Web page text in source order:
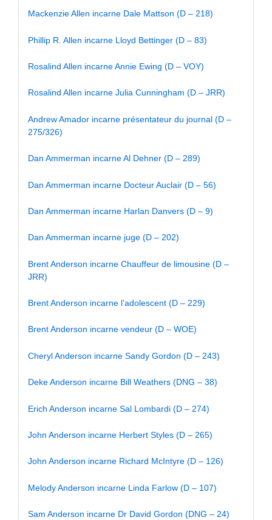
Mackenzie Allen incarne Dale Mattson (D – 218)
Phillip R. Allen incarne Lloyd Bettinger (D – 83)
Rosalind Allen incarne Annie Ewing (D – VOY)
Rosalind Allen incarne Julia Cunningham (D – JRR)
Andrew Amador incarne présentateur du journal (D –
275/326)
Dan Ammerman incarne Al Dehner (D – 289)
Dan Ammerman incarne Docteur Auclair (D – 56)
Dan Ammerman incarne Harlan Danvers (D – 9)
Dan Ammerman incarne juge (D – 202)
Brent Anderson incarne Chauffeur de limousine (D –
JRR)
Brent Anderson incarne l’adolescent (D – 229)
Brent Anderson incarne vendeur (D – WOE)
Cheryl Anderson incarne Sandy Gordon (D – 243)
Deke Anderson incarne Bill Weathers (DNG – 38)
Erich Anderson incarne Sal Lombardi (D – 274)
John Anderson incarne Herbert Styles (D – 265)
John Anderson incarne Richard McIntyre (D – 126)
Melody Anderson incarne Linda Farlow (D – 107)
Sam Anderson incarne Dr David Gordon (DNG – 24)